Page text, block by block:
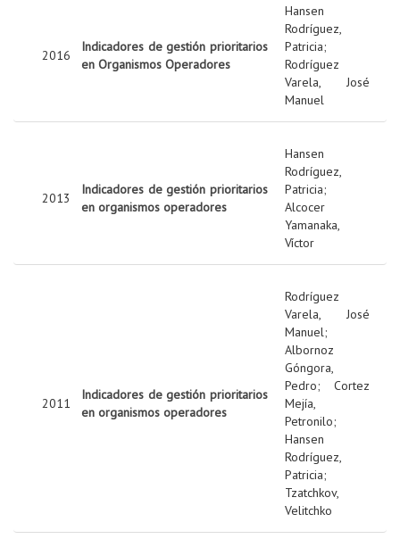
2016
Indicadores de gestión prioritarios
en Organismos Operadores
Hansen
Rodríguez,
Patricia;
Rodríguez
Varela, José
Manuel
2013
Indicadores de gestión prioritarios
en organismos operadores
Hansen
Rodríguez,
Patricia;
Alcocer
Yamanaka,
Víctor
2011
Indicadores de gestión prioritarios
en organismos operadores
Rodríguez
Varela, José
Manuel;
Albornoz
Góngora,
Pedro; Cortez
Mejía,
Petronilo;
Hansen
Rodríguez,
Patricia;
Tzatchkov,
Velitchko